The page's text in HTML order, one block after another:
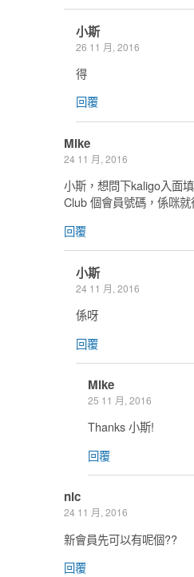
小斯
26 11 月, 2016
得
回覆
Mike
24 11 月, 2016
小斯，想問下kaligo入面
Club 個會員號碼，係咪就
回覆
小斯
24 11 月, 2016
係呀
回覆
Mike
25 11 月, 2016
Thanks 小斯!
回覆
nic
24 11 月, 2016
新會員先可以有呢個??
回覆